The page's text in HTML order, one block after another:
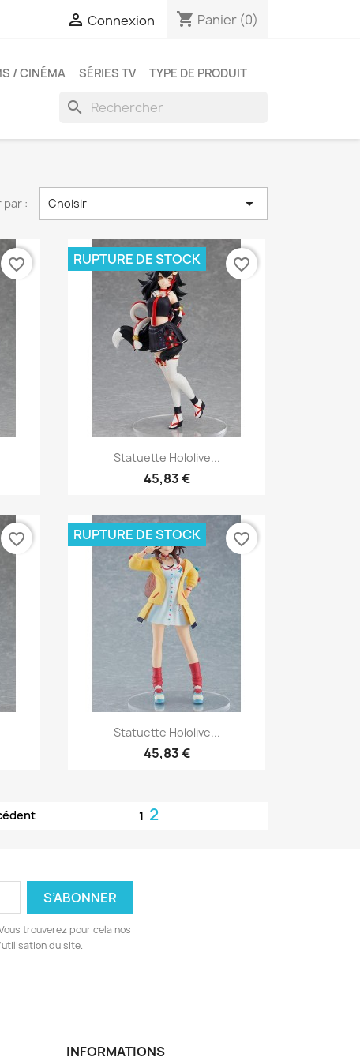
 Connexion shopping_cart Panier (0)
/ CINÉMA SÉRIES TV TYPE DE PRODUIT
search
par : Choisir 
favorite_border
Aperçu rapide
Statuette Hololive...
45,83 €
RUPTURE DE STOCK favorite_border
favorite_border
Aperçu rapide
Statuette Hololive...
45,83 €
RUPTURE DE STOCK favorite_border
1 2
trouverez pour cela nos
du site.
INFORMATIONS